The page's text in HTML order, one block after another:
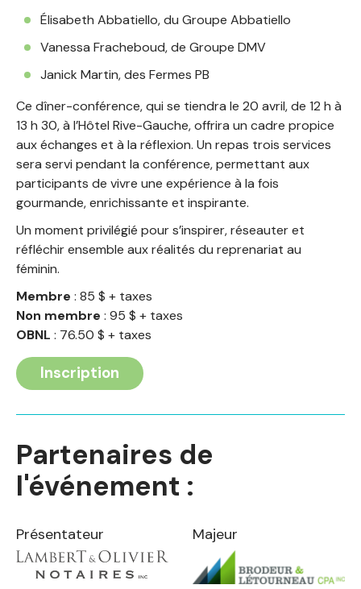
Élisabeth Abbatiello, du Groupe Abbatiello
Vanessa Fracheboud, de Groupe DMV
Janick Martin, des Fermes PB
Ce dîner-conférence, qui se tiendra le 20 avril, de 12 h à
13 h 30, à l’Hôtel Rive-Gauche, offrira un cadre propice
aux échanges et à la réflexion. Un repas trois services
sera servi pendant la conférence, permettant aux
participants de vivre une expérience à la fois
gourmande, enrichissante et inspirante.
Un moment privilégié pour s’inspirer, réseauter et
réfléchir ensemble aux réalités du reprenariat au
féminin.
Membre : 85 $ + taxes
Non membre : 95 $ + taxes
OBNL : 76.50 $ + taxes
Inscription
Partenaires de
l'événement :
Présentateur Majeur